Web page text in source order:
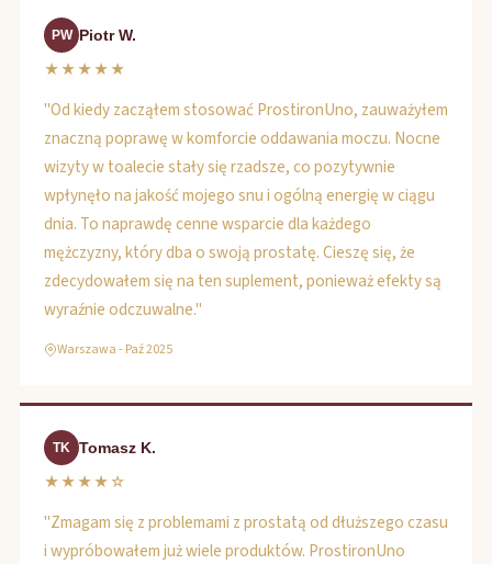
PW Piotr W.
★★★★★
"Od kiedy zacząłem stosować ProstironUno, zauważyłem
znaczną poprawę w komforcie oddawania moczu. Nocne
wizyty w toalecie stały się rzadsze, co pozytywnie
wpłynęło na jakość mojego snu i ogólną energię w ciągu
dnia. To naprawdę cenne wsparcie dla każdego
mężczyzny, który dba o swoją prostatę. Cieszę się, że
zdecydowałem się na ten suplement, ponieważ efekty są
wyraźnie odczuwalne."
Warszawa - Paź 2025
TK Tomasz K.
★★★★☆
"Zmagam się z problemami z prostatą od dłuższego czasu
i wypróbowałem już wiele produktów. ProstironUno